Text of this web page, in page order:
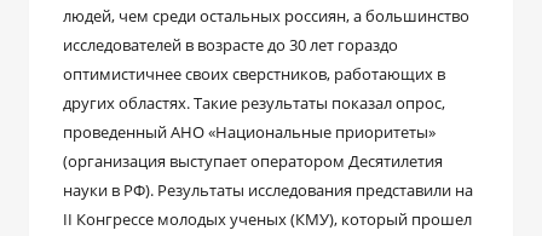
людей, чем среди остальных россиян, а большинство
исследователей в возрасте до 30 лет гораздо
оптимистичнее своих сверстников, работающих в
других областях. Такие результаты показал опрос,
проведенный АНО «Национальные приоритеты»
(организация выступает оператором Десятилетия
науки в РФ). Результаты исследования представили на
II Конгрессе молодых ученых (КМУ), который прошел